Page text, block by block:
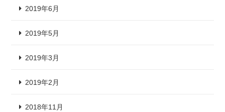
2019年6月
2019年5月
2019年3月
2019年2月
2018年11月